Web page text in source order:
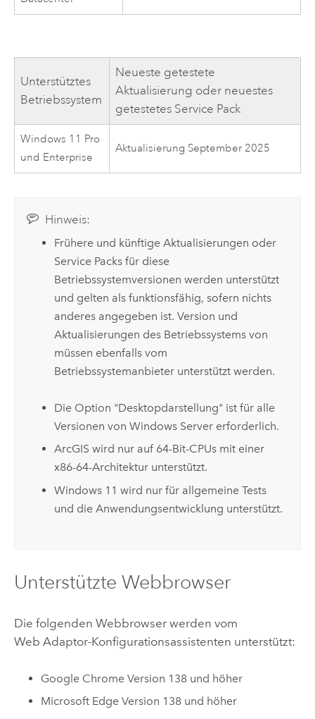
Unterstütztes
Betriebssystem
Neueste getestete
Aktualisierung oder neuestes
getestetes Service Pack
Windows 11 Pro
und Enterprise
Aktualisierung September 2025
Hinweis:
Frühere und künftige Aktualisierungen oder
Service Packs für diese
Betriebssystemversionen werden unterstützt
und gelten als funktionsfähig, sofern nichts
anderes angegeben ist. Version und
Aktualisierungen des Betriebssystems von
müssen ebenfalls vom
Betriebssystemanbieter unterstützt werden.
Die Option "Desktopdarstellung" ist für alle
Versionen von Windows Servererforderlich.
ArcGIS wird nur auf 64-Bit-CPUs mit einer
x86-64-Architektur unterstützt.
Windows11 wird nur für allgemeine Tests
und die Anwendungsentwicklung unterstützt.
Unterstützte Webbrowser
Die folgenden Webbrowser werden vom
Web Adaptor-Konfigurationsassistenten unterstützt:
Google Chrome Version 138 und höher
Microsoft Edge Version 138 und höher